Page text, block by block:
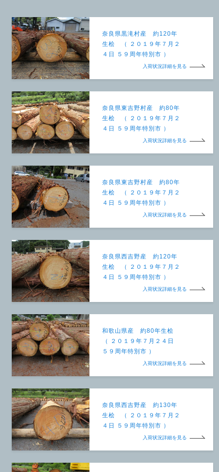
奈良県黒滝村産 約120年
生桧 （ ２０１９年７月２
４日 ５９周年特別市 ）
入荷状況詳細を見る
奈良県東吉野村産 約80年
生桧 （ ２０１９年７月２
４日 ５９周年特別市 ）
入荷状況詳細を見る
奈良県東吉野村産 約80年
生桧 （ ２０１９年７月２
４日 ５９周年特別市 ）
入荷状況詳細を見る
奈良県西吉野産 約120年
生桧 （ ２０１９年７月２
４日 ５９周年特別市 ）
入荷状況詳細を見る
和歌山県産 約80年生桧
（ ２０１９年７月２４日
５９周年特別市 ）
入荷状況詳細を見る
奈良県西吉野産 約130年
生桧 （ ２０１９年７月２
４日 ５９周年特別市 ）
入荷状況詳細を見る